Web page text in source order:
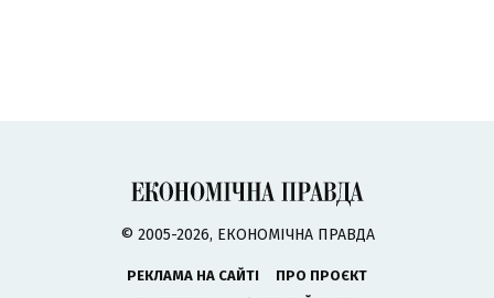
© 2005-2026, ЕКОНОМІЧНА ПРАВДА
РЕКЛАМА НА САЙТІ
ПРО ПРОЄКТ